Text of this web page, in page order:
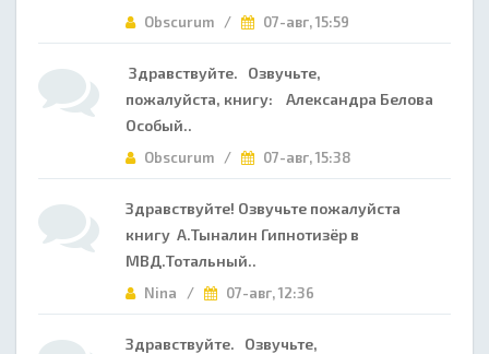
Obscurum / 07-авг, 15:59
Здравствуйте. Озвучьте,
пожалуйста, книгу: Александра Белова
Особый..
Obscurum / 07-авг, 15:38
Здравствуйте! Озвучьте пожалуйста
книгу А.Тыналин Гипнотизёр в
МВД.Тотальный..
Nina / 07-авг, 12:36
Здравствуйте. Озвучьте,